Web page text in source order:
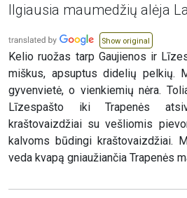
Ilgiausia maumedžių alėja
Show original
Kelio ruožas tarp Gaujienos ir
miškus, apsuptus didelių pelkių.
gyvenvietė, o vienkiemių nėra.
Līzespašto iki Trapenės
kraštovaizdžiai su vešliomis
kalvoms būdingi kraštovaizdžiai.
veda kvapą gniaužiančia Trapenės